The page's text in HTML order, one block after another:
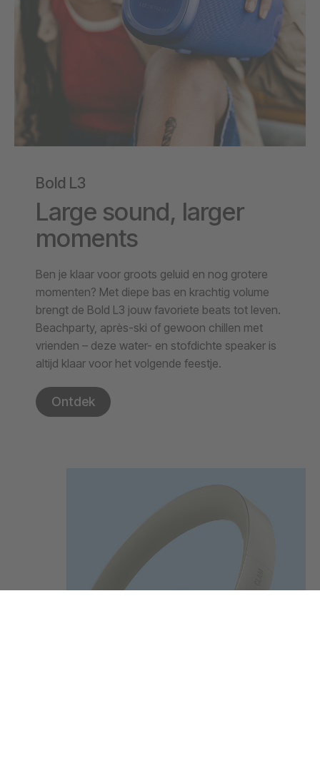
Bold L3
Large sound, larger
moments
Ben je klaar voor groots geluid en nog grotere
momenten? Met diepe bas en krachtig volume
brengt de Bold L3 jouw favoriete beats tot leven.
Beachparty, après-ski of gewoon chillen met
vrienden – deze water- en stofdichte speaker is
altijd klaar voor het volgende feestje.
Ontdek